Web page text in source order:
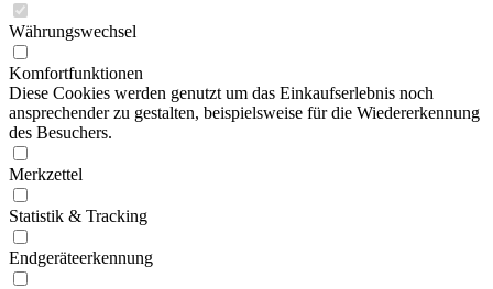
Währungswechsel
Komfortfunktionen
Diese Cookies werden genutzt um das Einkaufserlebnis noch
ansprechender zu gestalten, beispielsweise für die Wiedererkennung
des Besuchers.
Merkzettel
Statistik & Tracking
Endgeräteerkennung